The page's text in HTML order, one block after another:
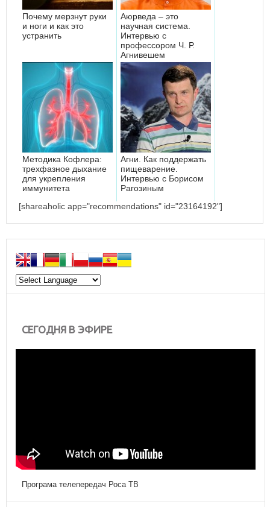
Почему мерзнут руки
и ноги и как это
устранить
Аюрведа – это
научная система.
Интервью с
профессором Ч. Р.
Агнивешем
Методика Кофлера:
трехфазное дыхание
для укрепления
иммунитета
Агни. Как поддержать
пищеварение.
Интервью с Борисом
Рагозиным
[shareaholic app="recommendations" id="23164192"]
СЕГОДНЯ В ЭФИРЕ
Програма телепередач Роса ТВ